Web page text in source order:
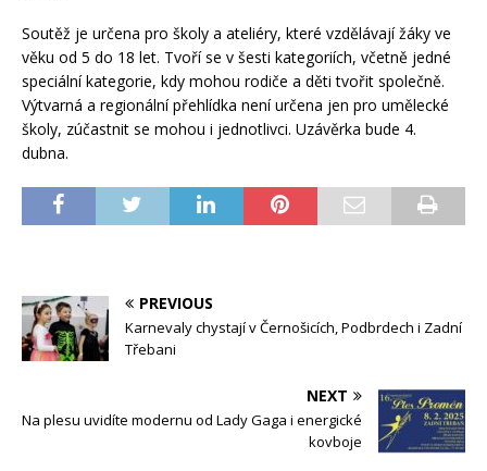
Soutěž je určena pro školy a ateliéry, které vzdělávají žáky ve
věku od 5 do 18 let. Tvoří se v šesti kategoriích, včetně jedné
speciální kategorie, kdy mohou rodiče a děti tvořit společně.
Výtvarná a regionální přehlídka není určena jen pro umělecké
školy, zúčastnit se mohou i jednotlivci. Uzávěrka bude 4.
dubna.
PREVIOUS
Karnevaly chystají v Černošicích, Podbrdech i Zadní
Třebani
NEXT
Na plesu uvidíte modernu od Lady Gaga i energické
kovboje